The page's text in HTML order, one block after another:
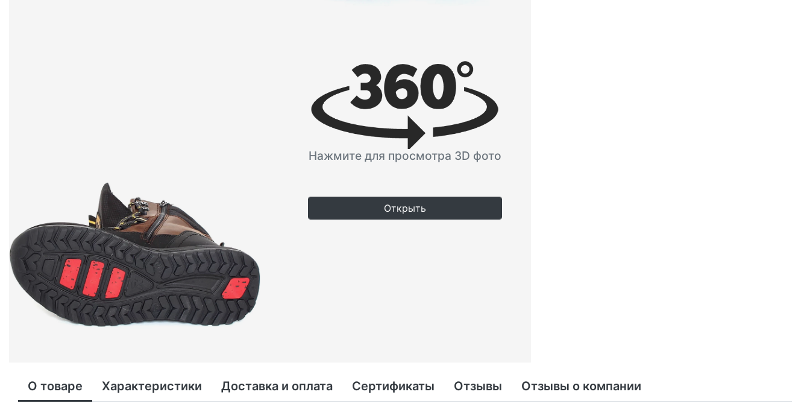
Нажмите для просмотра 3D фото
Открыть
О товаре Характеристики Доставка и оплата Сертификаты Отзывы Отзывы о компании